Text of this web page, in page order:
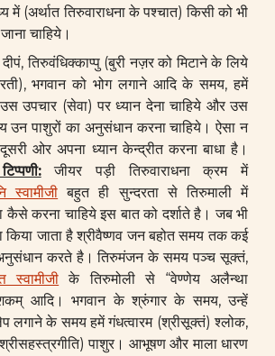
में (अर्थात तिरुवाराधना के पश्चात) किसी को भी
चाहिये।
तिरुवंधिक्काप्पु (बुरी नज़र को मिटाने के लिये
भगवान को भोग लगाने आदि के समय, हमें
उपचार (सेवा) पर ध्यान देना चाहिये और उस
उन पाशुरों का अनुसंधान करना चाहिये। ऐसा न
ओर अपना ध्यान केन्द्रीत करना बाधा है।
जीयर पड़ी तिरुवाराधना क्रम में
स्वामीजी बहुत ही सुन्दरता से तिरुमाली में
कैसे करना चाहिये इस बात को दर्शाते है। जब भी
किया जाता है श्रीवैष्णव जन बहोत समय तक कई
अनुसंधान करते है। तिरुमंजन के समय पञ्च सूक्तं,
स्वामीजी के तिरुमोली से “वेण्णेय अलैन्था
आदि। भगवान के श्रुंगार के समय, उन्हें
लगाने के समय हमें गंधत्वारम (श्रीसूक्तं) श्लोक,
पाशुर। आभूषण और माला धारण